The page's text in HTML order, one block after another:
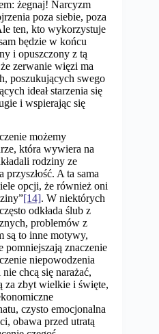
żegnaj! Narcyzm
poza siebie, poza
ten, kto wykorzystuje
będzie w końcu
i opuszczony z tą
zerwanie więzi ma
poszukujących swego
ideał starzenia się
i wspierając się
możemy
która wywiera na
rodziny ze
A ta sama
opcji, że również oni
[14]. W niektórych
odkłada ślub z
problemów z
są to inne motywy,
znaczenie
niepowodzenia
chcą się narażać,
za zbyt wielkie i święte,
czysto emocjonalna
obawa przed utratą